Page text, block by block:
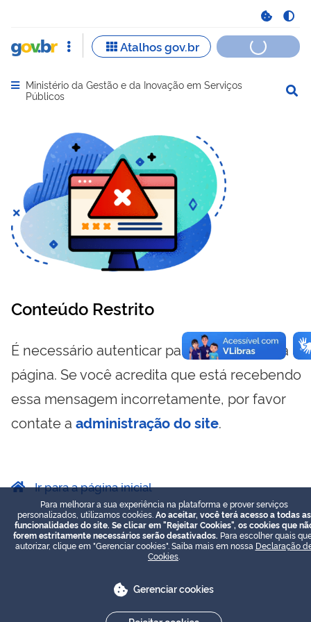
Abrir menu principal de navegação
Ministério da Gestão e da Inovação em Serviços
Públicos
Conteúdo Restrito
É necessário autenticar para visualizar essa
página. Se você acredita que está recebendo
essa mensagem incorretamente, por favor
contate a administração do site.
Ir para a página inicial
Para melhorar a sua experiência na plataforma e prover serviços
personalizados, utilizamos cookies. Ao aceitar, você terá acesso a todas as
funcionalidades do site. Se clicar em "Rejeitar Cookies", os cookies que
forem estritamente necessários serão desativados. Para escolher quais
autorizar, clique em "Gerenciar cookies". Saiba mais em nossa Declaração
Cookies
Gerenciar cookies